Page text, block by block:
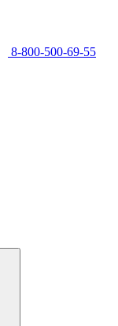
8-800-500-69-55